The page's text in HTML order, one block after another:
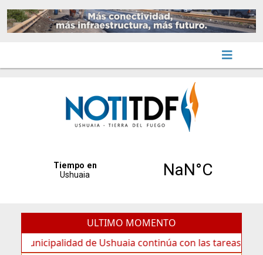
ULTIMO MOMENTO
de Ushuaia continúa con las tareas de